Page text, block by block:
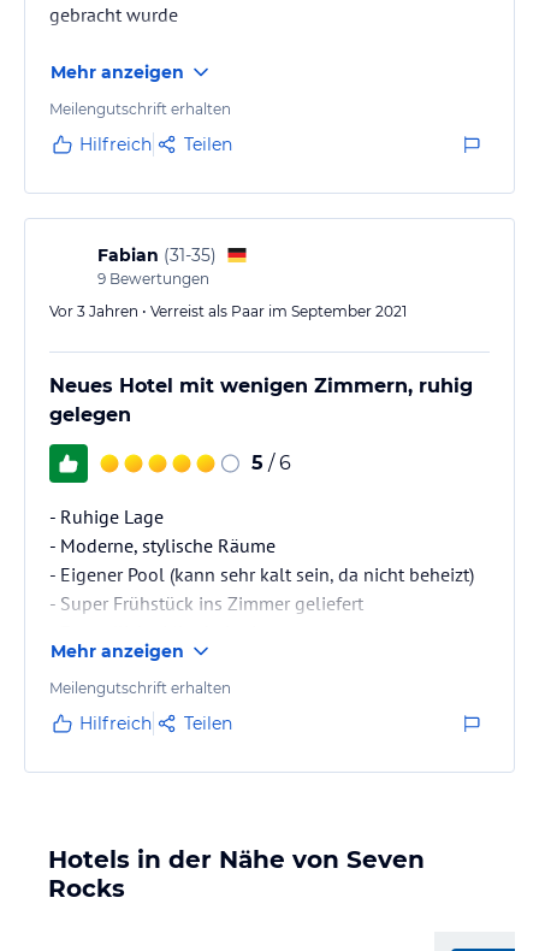
gebracht wurde
Mehr anzeigen
Meilengutschrift erhalten
Hilfreich Teilen
Fabian (31-35)
9 Bewertungen
Vor 3 Jahren • Verreist als Paar im September 2021
Neues Hotel mit wenigen Zimmern, ruhig
gelegen
5 / 6
- Ruhige Lage
- Moderne, stylische Räume
- Eigener Pool (kann sehr kalt sein, da nicht beheizt)
- Super Frühstück ins Zimmer geliefert
Mehr anzeigen
Meilengutschrift erhalten
Hilfreich Teilen
Hotels in der Nähe von Seven
Rocks